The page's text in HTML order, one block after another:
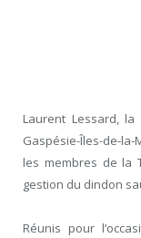
Laurent Lessard,
Gaspésie-Îles-de-
les membres de la
gestion du dindon
Réunis pour